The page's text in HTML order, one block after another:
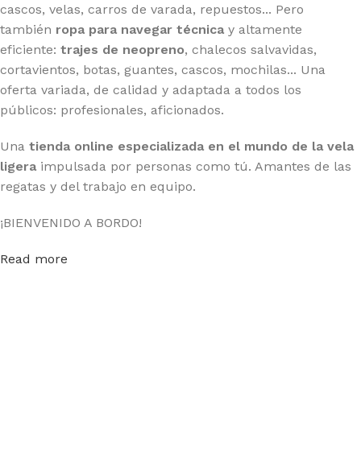
cascos, velas, carros de varada, repuestos... Pero
también ropa para navegar técnica y altamente
eficiente: trajes de neopreno, chalecos salvavidas,
cortavientos, botas, guantes, cascos, mochilas... Una
oferta variada, de calidad y adaptada a todos los
públicos: profesionales, aficionados.
Una tienda online especializada en el mundo de la vela
ligera impulsada por personas como tú. Amantes de las
regatas y del trabajo en equipo.
¡BIENVENIDO A BORDO!
Read more